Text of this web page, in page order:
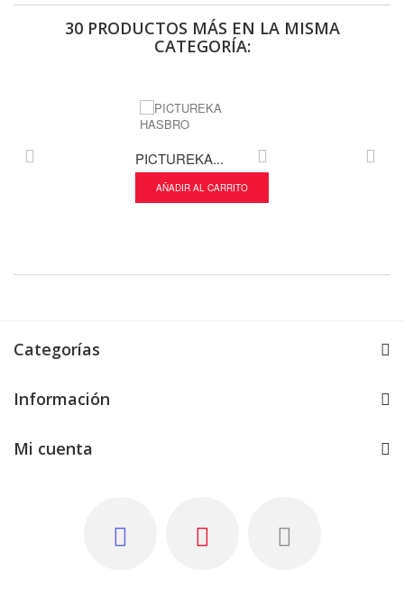
30 PRODUCTOS MÁS EN LA MISMA
CATEGORÍA:
PICTUREKA...
AÑADIR AL CARRITO
BOP IT...
Categorías
Información
Mi cuenta